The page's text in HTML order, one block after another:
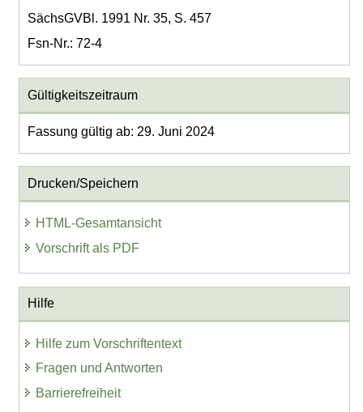
SächsGVBl. 1991 Nr. 35, S. 457
Fsn-Nr.: 72-4
Gültigkeitszeitraum
Fassung gültig ab: 29. Juni 2024
Drucken/Speichern
HTML-Gesamtansicht
Vorschrift als PDF
Hilfe
Hilfe zum Vorschriftentext
Fragen und Antworten
Barrierefreiheit